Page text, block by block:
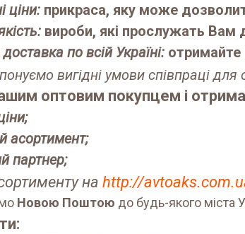
ціни: прикраса, яку може
вироби, які прослужать Вам
по всій Україні: отримайте
вигідні умови співпраці для
оптовим покупцем і
асортимент;
партнер;
на http://
Новою Поштою до будь-якого міста